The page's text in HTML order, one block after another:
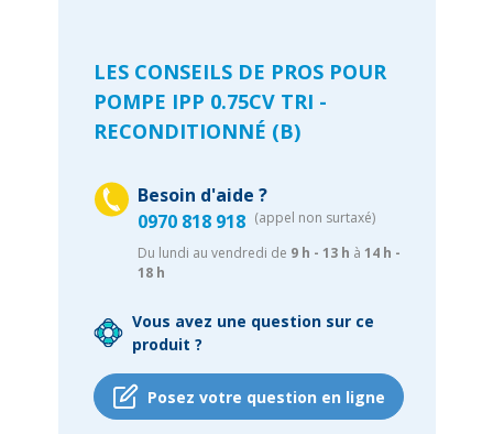
LES CONSEILS DE PROS POUR
POMPE IPP 0.75CV TRI -
RECONDITIONNÉ (B)
Besoin d'aide ?
0970 818 918 (appel non surtaxé)
Du lundi au vendredi de 9 h - 13 h à 14 h -
18 h
Vous avez une question sur ce
produit ?
Posez votre question en ligne